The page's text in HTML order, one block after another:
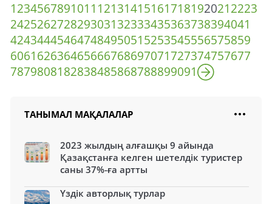
1234567891011 121314151617181920212223
242526272829303132333435363738394041
424344454647484950515253545556575859
606162636465666768697071727374757677
7879808182838485868788899091
ТАНЫМАЛ МАҚАЛАЛАР
2023 жылдың алғашқы 9 айында
Қазақстанға келген шетелдік туристер
саны 37%-ға артты
Үздік авторлық турлар